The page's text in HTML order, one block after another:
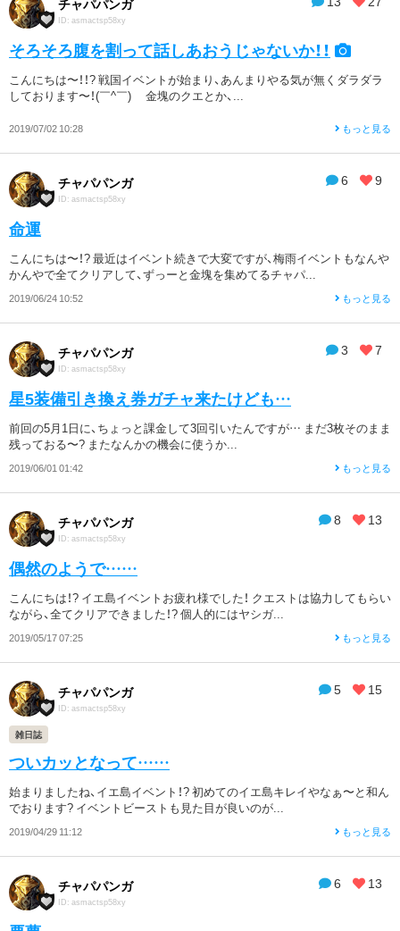
チャパパンガ
ID: asmactsp58xy
そろそろ腹を割って話しあおうじゃないか！！
こんにちは〜！！? 戦国イベントが始まり、あんまりやる気が無くダラダラ
しております〜！(￣^￣)ゞ 金塊のクエとか、...
2019/07/02 10:28 もっと見る
6 9
チャパパンガ
ID: asmactsp58xy
命運
こんにちは〜！? 最近はイベント続きで大変ですが、梅雨イベントもなんや
かんやで全てクリアして、ずっーと金塊を集めてるチャパ...
2019/06/24 10:52 もっと見る
3 7
チャパパンガ
ID: asmactsp58xy
星5装備引き換え券ガチャ来たけども…
前回の5月1日に、ちょっと課金して3回引いたんですが… まだ3枚そのまま
残っておる〜? またなんかの機会に使うか...
2019/06/01 01:42 もっと見る
8 13
チャパパンガ
ID: asmactsp58xy
偶然のようで……
こんにちは！? イエ島イベントお疲れ様でした！ クエストは協力してもらい
ながら、全てクリアできました！? 個人的にはヤシガ...
2019/05/17 07:25 もっと見る
5 15
チャパパンガ
ID: asmactsp58xy
雑日誌
ついカッとなって……
始まりましたね、イエ島イベント！? 初めてのイエ島キレイやなぁ〜と和ん
でおります? イベントビーストも見た目が良いのが...
2019/04/29 11:12 もっと見る
6 13
チャパパンガ
ID: asmactsp58xy